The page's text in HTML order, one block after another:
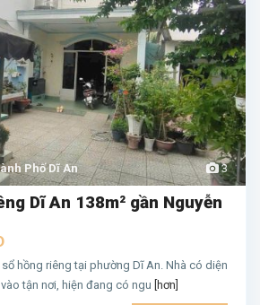
3
Phố Dĩ An
Dĩ An 138m² gần Nguyễn
hồng riêng tại phường Dĩ An. Nhà có diện
tận nơi, hiện đang có ngu [hơn]